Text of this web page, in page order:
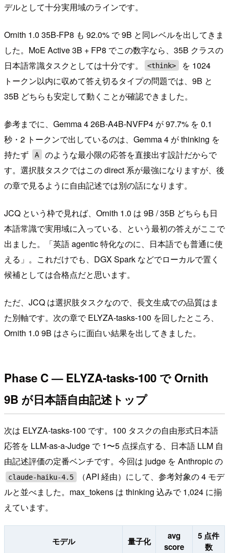
デルとして十分実用域のラインです。
Ornith 1.0 35B-FP8 も 92.0% で 9B と同レベルを出してきま
した。MoE Active 3B + FP8 でこの数字なら、35B クラスの
日本語常識タスクとしては十分です。
<think>
を 1024
トークン以内に収めて答え切るタイプの問題では、9B と
35B どちらも安定して動くことが確認できました。
参考までに、Gemma 4 26B-A4B-NVFP4 が 97.7% を 0.1
秒・2 トークンで出しているのは、Gemma 4 が thinking を
持たず
A
のような最小限の応答を直接出す設計だからで
す。選択肢タスクではこの direct 系が最強になりますが、後
の章で見るように自由記述では別の話になります。
JCQ という枠で見れば、Ornith 1.0 は 9B / 35B どちらも日
本語常識で実用域に入っている、という最初の答えがここで
出ました。「英語 agentic 特化なのに、日本語でも普通に使
える」。これだけでも、DGX Spark などでローカルで置く
候補としては合格点だと思います。
ただ、JCQ は選択肢タスクなので、長文生成での品質はま
た別軸です。次の章で ELYZA-tasks-100 を回したところ、
Ornith 1.0 9B はさらに面白い結果を出してきました。
Phase C — ELYZA-tasks-100 で Ornith
9B が日本語自由記述トップ
次は ELYZA-tasks-100 です。100 タスクの自由形式日本語
応答を LLM-as-a-Judge で 1〜5 点採点する、日本語 LLM 自
由記述評価の定番ベンチです。今回は judge を Anthropic の
claude-haiku-4.5
（API 経由）にして、参考対象の 4 モデ
ルと並べました。max_tokens は thinking 込みで 1,024 に揃
えています。
モデル 量子化
avg
score
5 点件
数